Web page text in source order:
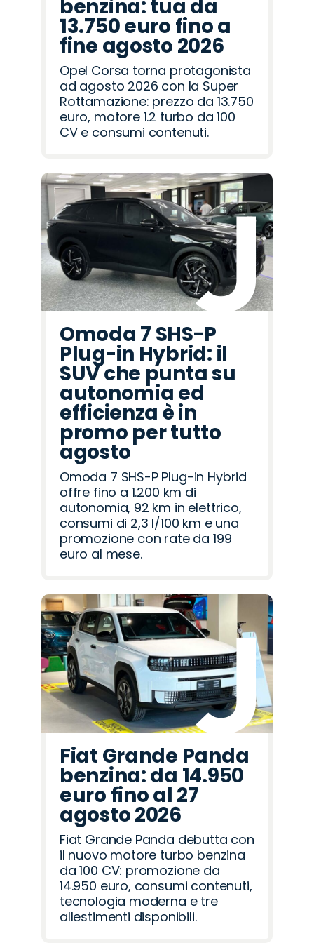
benzina: tua da
13.750 euro fino a
fine agosto 2026
Opel Corsa torna protagonista
ad agosto 2026 con la Super
Rottamazione: prezzo da 13.750
euro, motore 1.2 turbo da 100
CV e consumi contenuti.
Omoda 7 SHS-P
Plug-in Hybrid: il
SUV che punta su
autonomia ed
efficienza è in
promo per tutto
agosto
Omoda 7 SHS-P Plug-in Hybrid
offre fino a 1.200 km di
autonomia, 92 km in elettrico,
consumi di 2,3 l/100 km e una
promozione con rate da 199
euro al mese.
Fiat Grande Panda
benzina: da 14.950
euro fino al 27
agosto 2026
Fiat Grande Panda debutta con
il nuovo motore turbo benzina
da 100 CV: promozione da
14.950 euro, consumi contenuti,
tecnologia moderna e tre
allestimenti disponibili.